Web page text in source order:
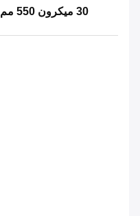
30 ميكرون 550 مم 100 متر / دقيقة آلة الترجيع الحز